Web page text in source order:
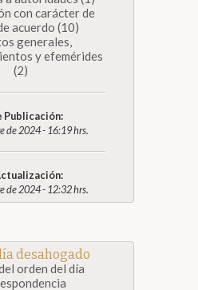
con carácter de
acuerdo (10)
generales,
y efemérides
(2)
Publicación:
de 2024 - 16:19 hrs.
de 2024 - 12:32 hrs.
desahogado
orden del día